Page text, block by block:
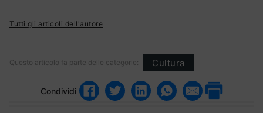
Tutti gli articoli dell'autore
Questo articolo fa parte delle categorie: Cultura
Condividi